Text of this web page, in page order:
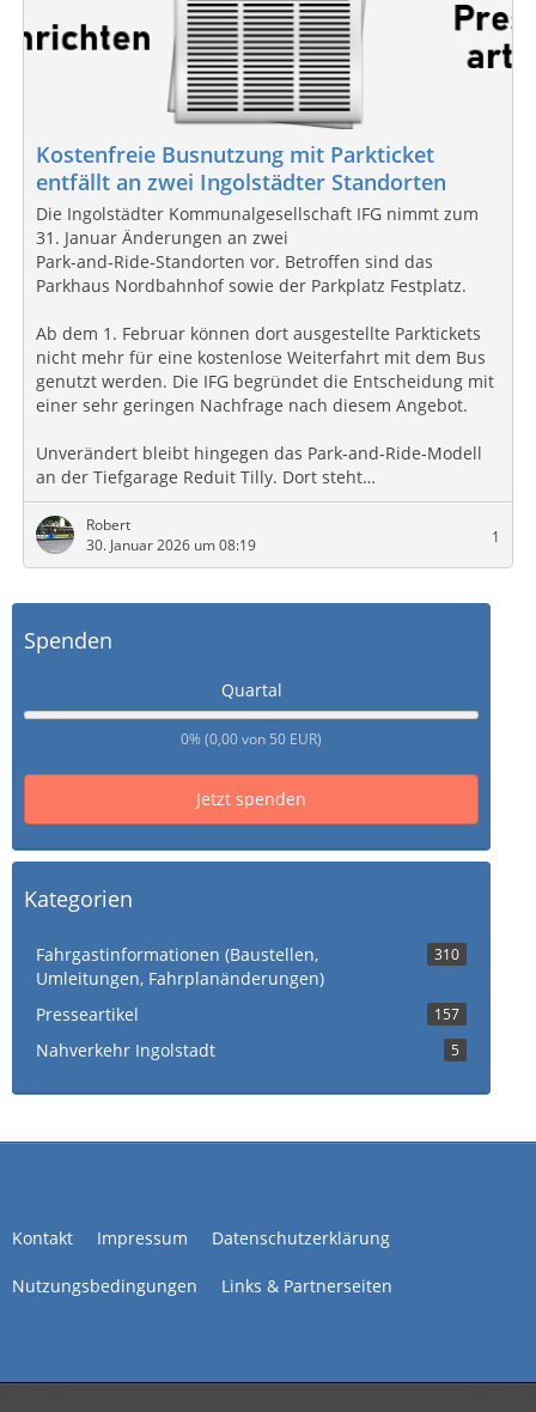
Kostenfreie Busnutzung mit Parkticket
entfällt an zwei Ingolstädter Standorten
Die Ingolstädter Kommunalgesellschaft IFG nimmt zum
31. Januar Änderungen an zwei
Park‑and‑Ride‑Standorten vor. Betroffen sind das
Parkhaus Nordbahnhof sowie der Parkplatz Festplatz.
Ab dem 1. Februar können dort ausgestellte Parktickets
nicht mehr für eine kostenlose Weiterfahrt mit dem Bus
genutzt werden. Die IFG begründet die Entscheidung mit
einer sehr geringen Nachfrage nach diesem Angebot.
Unverändert bleibt hingegen das Park‑and‑Ride‑Modell
an der Tiefgarage Reduit Tilly. Dort steht…
Robert
30. Januar 2026 um 08:19
1
Spenden
Quartal
0% (0,00 von 50 EUR)
Jetzt spenden
Kategorien
Fahrgastinformationen (Baustellen,
Umleitungen, Fahrplanänderungen)
310
Presseartikel 157
Nahverkehr Ingolstadt 5
Kontakt Impressum Datenschutzerklärung
Nutzungsbedingungen Links & Partnerseiten